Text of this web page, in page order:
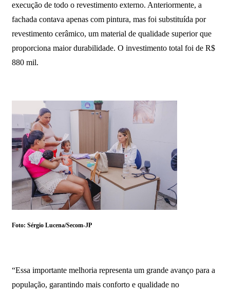
execução de todo o revestimento externo. Anteriormente, a
fachada contava apenas com pintura, mas foi substituída por
revestimento cerâmico, um material de qualidade superior que
proporciona maior durabilidade. O investimento total foi de R$
880 mil.
Foto: Sérgio Lucena/Secom-JP
“Essa importante melhoria representa um grande avanço para a
população, garantindo mais conforto e qualidade no